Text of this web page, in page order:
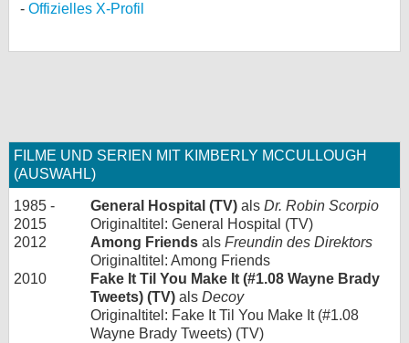
Offizielles X-Profil
FILME UND SERIEN MIT KIMBERLY MCCULLOUGH
(AUSWAHL)
1985 -
2015
General Hospital (TV) als Dr. Robin Scorpio
Originaltitel: General Hospital (TV)
2012
Among Friends als Freundin des Direktors
Originaltitel: Among Friends
2010
Fake It Til You Make It (#1.08 Wayne Brady
Tweets) (TV) als Decoy
Originaltitel: Fake It Til You Make It (#1.08
Wayne Brady Tweets) (TV)